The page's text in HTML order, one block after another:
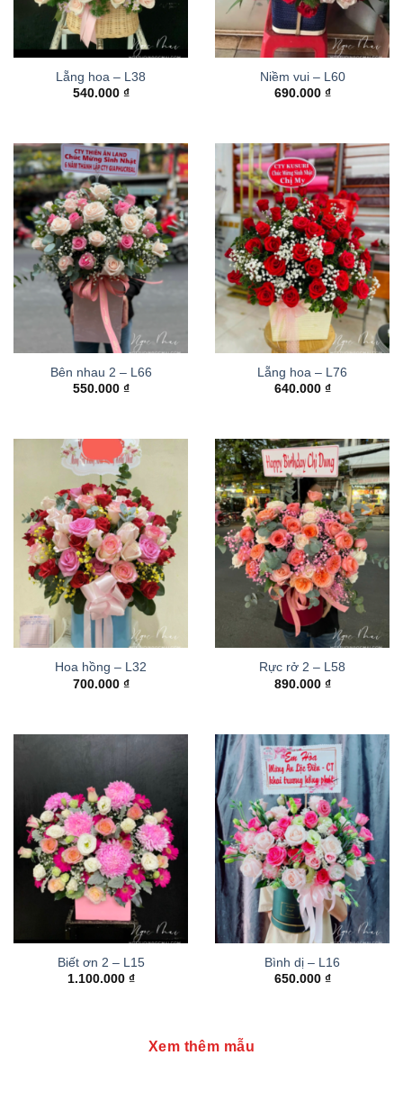
Lẵng hoa – L38
540.000 ₫
Niềm vui – L60
690.000 ₫
Bên nhau 2 – L66
550.000 ₫
Lẵng hoa – L76
640.000 ₫
Hoa hồng – L32
700.000 ₫
Rực rở 2 – L58
890.000 ₫
Biết ơn 2 – L15
1.100.000 ₫
Bình dị – L16
650.000 ₫
Xem thêm mẫu